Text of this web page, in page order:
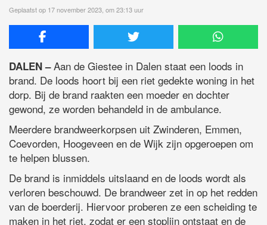
Geplaatst op 17 november 2023, om 23:13 uur
DALEN –Aan de Giestee in Dalen staat een loods in
brand. De loods hoort bij een riet gedekte woning in het
dorp. Bij de brand raakten een moeder en dochter
gewond, ze worden behandeld in de ambulance.
Meerdere brandweerkorpsen uit Zwinderen, Emmen,
Coevorden, Hoogeveen en de Wijk zijn opgeroepen om
te helpen blussen.
De brand is inmiddels uitslaand en de loods wordt als
verloren beschouwd. De brandweer zet in op het redden
van de boerderij. Hiervoor proberen ze een scheiding te
maken in het riet, zodat er een stoplijn ontstaat en de